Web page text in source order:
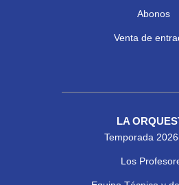
Abonos
Venta de
LA
Temporada
Los